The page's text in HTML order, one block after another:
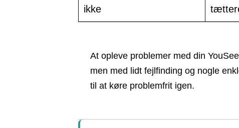
ikke
At opleve problemer med din
men med lidt fejlfinding og nogle
til at køre problemfrit igen.